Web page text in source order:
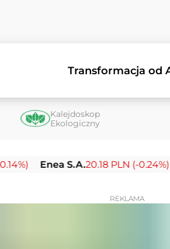
Transformacja od
Kalejdoskop
Ekologiczny
Enea S.A.20.18 PLN (-0.24%)
REKLAMA